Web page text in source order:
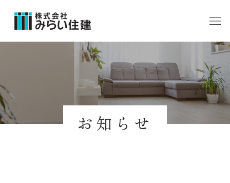
お知らせ